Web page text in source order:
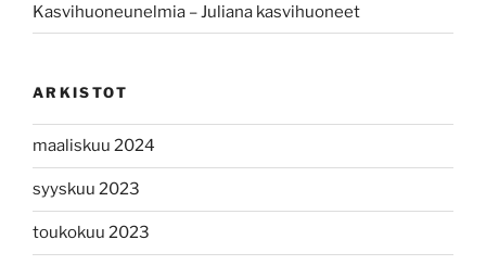
Kasvihuoneunelmia – Juliana kasvihuoneet
ARKISTOT
maaliskuu 2024
syyskuu 2023
toukokuu 2023